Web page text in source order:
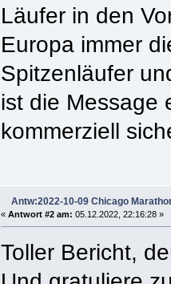
Läufer in den
Europa immer
Spitzenläufer
ist die Message
kommerziell
Antw:2022-10-09 Chicago
«Antwort #2 am: 05.12.2022, 22:16:28 »
Toller Bericht,